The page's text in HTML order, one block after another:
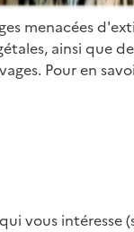
menacées
ainsi que
Pour en
vous intéresse